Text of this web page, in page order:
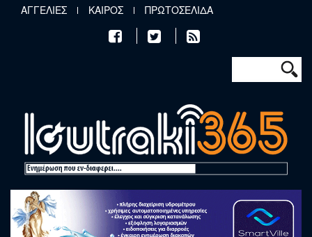
Παράκαμψη προς το κυρίως περιεχόμενο
ΑΓΓΕΛΙΕΣ ΚΑΙΡΟΣ ΠΡΩΤΟΣΕΛΙΔΑ
Φόρμα
Αναζήτηση